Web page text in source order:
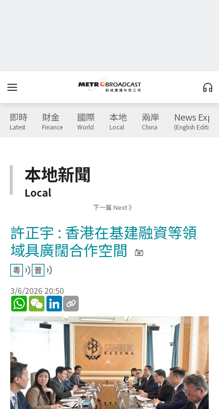
即時
Latest
財金
Finance
國際
World
本地
Local
兩岸
China
News
(English Edition)
本地新聞
Local
下一篇 Next 》
許正宇 : 香港在基建融資等領
域具廣闊合作空間
3/6/2026 20:50
WhatsApp
WeChatLinkedIn